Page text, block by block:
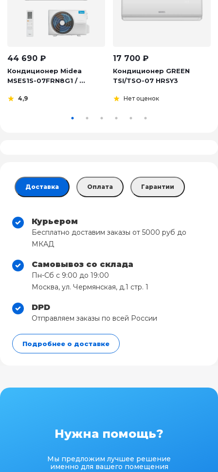
44 690 ₽
Кондиционер Midea
MSES1S-07FRN8G1 / ...
4,9
17 700 ₽
Кондиционер GREEN
TSI/TSO-07 HRSY3
Нет оценок
Доставка Оплата Гарантии
Курьером
Бесплатно доставим заказы от 5000 руб до
МКАД
Самовывоз со склада
Пн-Сб с 9:00 до 19:00
Москва, ул. Чермянская, д.1 стр. 1
DPD
Отправляем заказы по всей России
Подробнее о доставке
Нужна помощь?
Мы предложим лучшее решение
именно для вашего помещения